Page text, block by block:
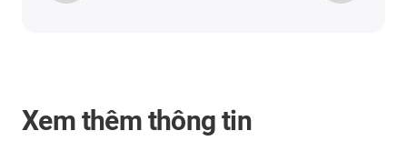
Xem thêm thông tin